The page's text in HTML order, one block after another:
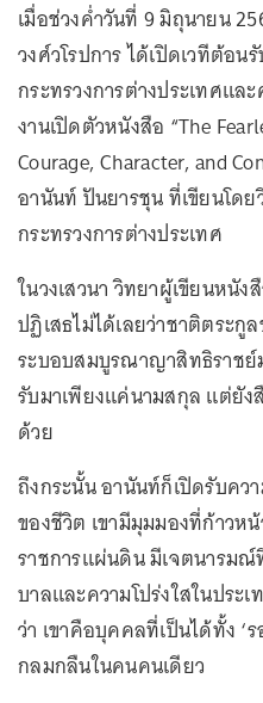
เมื่อช่วงค่ำวันที่ 9 มิถุนายน
วงศ์วโรปการ ได้เปิดเวทีต้อ
กระทรวงการต่างประเทศแ
งานเปิดตัวหนังสือ “The
Courage, Character, and
อานันท์ ปันยารชุน ที่เขียนโด
กระทรวงการต่างประเทศ
ในวงเสวนา วิทยาผู้เขียนหนัง
ปฏิเสธไม่ได้เลยว่าชาติตระ
ระบอบสมบูรณาญาสิทธิราชย์
รับมาเพียงแค่นามสกุล แต่ยั
ด้วย
ถึงกระนั้น อานันท์ก็เปิดรับคว
ของชีวิต เขามีมุมมองที่ก้าวห
ราชการแผ่นดิน มีเจตนารมณ์
บาลและความโปร่งใสในประ
ว่า เขาคือบุคคลที่เป็นได้ทั้ง ‘
กลมกลืนในคนคนเดียว